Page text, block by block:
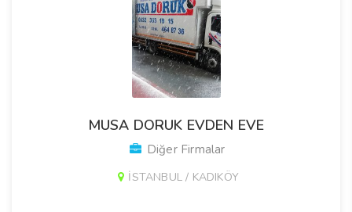
MUSA DORUK EVDEN EVE
Diğer Firmalar
İSTANBUL / KADIKÖY